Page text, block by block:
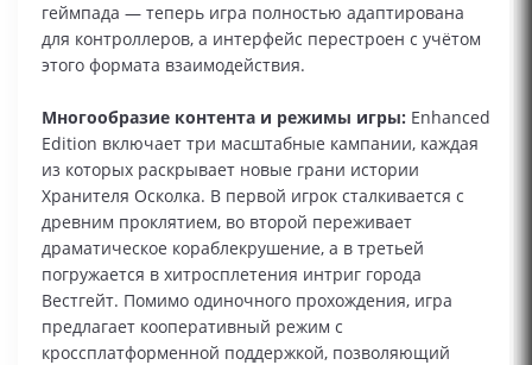
геймпада — теперь игра полностью адаптирована
для контроллеров, а интерфейс перестроен с учётом
этого формата взаимодействия.
Многообразие контента и режимы игры: Enhanced
Edition включает три масштабные кампании, каждая
из которых раскрывает новые грани истории
Хранителя Осколка. В первой игрок сталкивается с
древним проклятием, во второй переживает
драматическое кораблекрушение, а в третьей
погружается в хитросплетения интриг города
Вестгейт. Помимо одиночного прохождения, игра
предлагает кооперативный режим с
кроссплатформенной поддержкой, позволяющий